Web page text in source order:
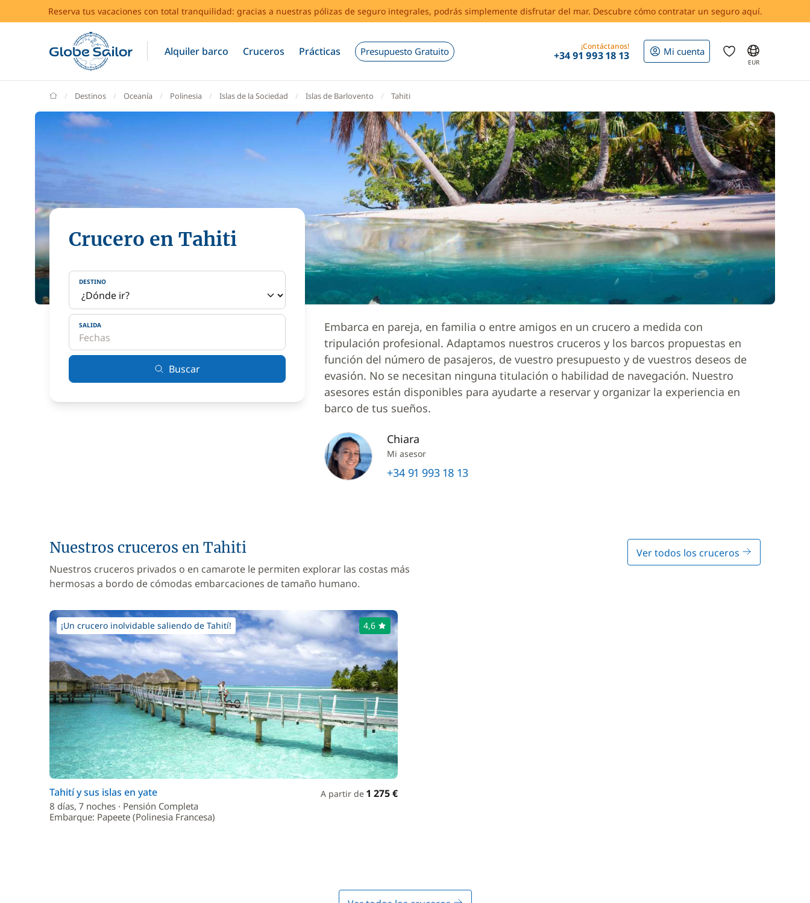
Reserva tus vacaciones con total tranquilidad: gracias a nuestras pólizas de seguro integrales, podrás simplemente disfrutar del mar. Descubre cómo contratar un seguro aquí.
Alquiler barco Cruceros Prácticas Presupuesto Gratuito ¡Contáctanos!
+34 91 993 18 13 Mi cuenta
EUR
GlobeSailor
Destinos Oceanía Polinesia Islas de la Sociedad Islas de Barlovento Tahiti
Crucero en Tahiti
DESTINO
SALIDA
Buscar
Embarca en pareja, en familia o entre amigos en un crucero a medida con
tripulación profesional. Adaptamos nuestros cruceros y los barcos propuestas en
función del número de pasajeros, de vuestro presupuesto y de vuestros deseos de
evasión. No se necesitan ninguna titulación o habilidad de navegación. Nuestro
asesores están disponibles para ayudarte a reservar y organizar la experiencia en
barco de tus sueños.
Chiara
Mi asesor
+34 91 993 18 13
Nuestros cruceros en Tahiti
Nuestros cruceros privados o en camarote le permiten explorar las costas más
hermosas a bordo de cómodas embarcaciones de tamaño humano.
Ver todos los cruceros
¡Un crucero inolvidable saliendo de Tahití! 4,6
Tahití y sus islas en yate
8 días, 7 noches · Pensión Completa
Embarque: Papeete (Polinesia Francesa)
A partir de 1 275 €